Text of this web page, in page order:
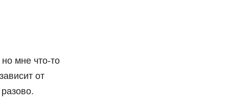
мне что-то
от